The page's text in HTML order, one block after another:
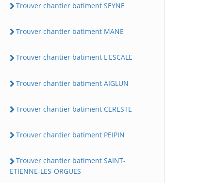
Trouver chantier batiment SEYNE
Trouver chantier batiment MANE
Trouver chantier batiment L'ESCALE
Trouver chantier batiment AIGLUN
Trouver chantier batiment CERESTE
Trouver chantier batiment PEIPIN
Trouver chantier batiment SAINT-
ETIENNE-LES-ORGUES